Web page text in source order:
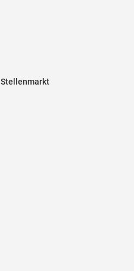
Stellenmarkt